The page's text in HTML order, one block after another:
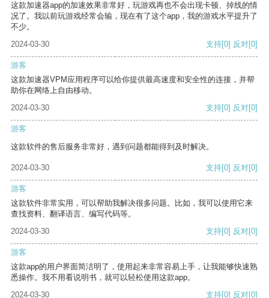
这款加速器app的加速效果非常好，玩游戏再也不会出现卡顿、掉线的情
况了。我以前玩游戏经常会输，现在有了这个app，我的游戏水平提升了
不少。
2024-03-30
支持[0] 反对[0]
游客
这款加速器VPM应用程序可以给你提供最高速度和安全性的连接，并帮
助你在网络上自由移动。
2024-03-30
支持[0] 反对[0]
游客
这款软件的售后服务非常好，遇到问题都能得到及时解决。
2024-03-30 支持[0] 反对[0]
游客
这款软件非常实用，可以帮助我解决很多问题。比如，我可以使用它来
查找资料、翻译语言、编写代码等。
2024-03-30
支持[0] 反对[0]
游客
这款app的用户界面简洁明了，使用起来非常容易上手，让我能够快速熟
悉操作。我不用看说明书，就可以轻松使用这款app。
2024-03-30
支持[0] 反对[0]